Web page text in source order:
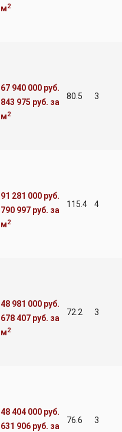
м2
67 940 000 руб.
843 975 руб. за
м2
80.5 3
91 281 000 руб.
790 997 руб. за
м2
115.4 4
48 981 000 руб.
678 407 руб. за
м2
72.2 3
48 404 000 руб.
631 906 руб. за
76.6 3